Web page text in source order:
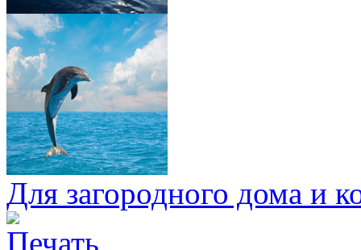
Для загородного дома и